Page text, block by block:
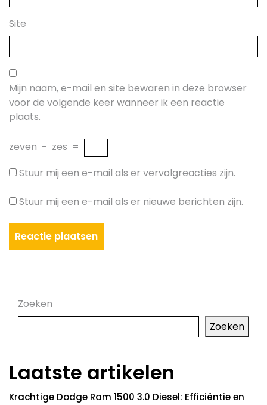
Site
Mijn naam, e-mail en site bewaren in deze browser
voor de volgende keer wanneer ik een reactie
plaats.
zeven − zes =
Stuur mij een e-mail als er vervolgreacties zijn.
Stuur mij een e-mail als er nieuwe berichten zijn.
Zoeken
Zoeken
Laatste artikelen
Krachtige Dodge Ram 1500 3.0 Diesel: Efficiëntie en